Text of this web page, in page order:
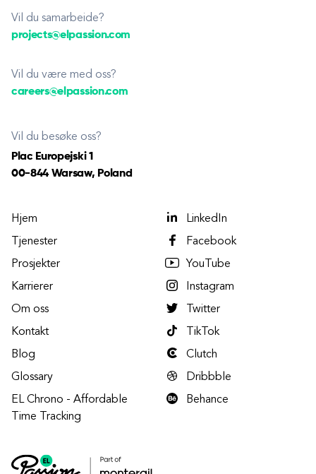
Vil du samarbeide?
projects@elpassion.com
Vil du være med oss?
careers@elpassion.com
Vil du besøke oss?
Plac Europejski 1
00-844 Warsaw, Poland
Hjem
Tjenester
Prosjekter
Karrierer
Om oss
Kontakt
Blog
Glossary
EL Chrono - Affordable
Time Tracking
LinkedIn
Facebook
YouTube
Instagram
Twitter
TikTok
Clutch
Dribbble
Behance